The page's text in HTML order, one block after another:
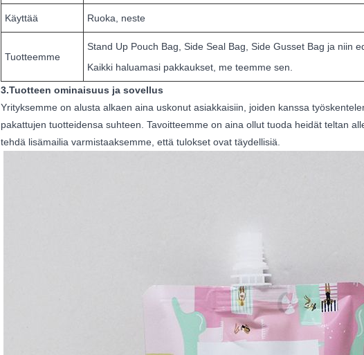
Käyttää Ruoka, neste
Tuotteemme
Stand Up Pouch Bag, Side Seal Bag, Side Gusset Bag ja niin
Kaikki haluamasi pakkaukset, me teemme sen.
3.Tuotteen ominaisuus ja sovellus
Yrityksemme on alusta alkaen aina uskonut asiakkaisiin, joiden kanssa
pakattujen tuotteidensa suhteen. Tavoitteemme on aina ollut tuoda heidät teltan
tehdä lisämailia varmistaaksemme, että tulokset ovat täydellisiä.